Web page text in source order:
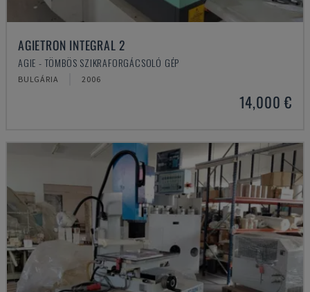
AGIETRON INTEGRAL 2
AGIE - TÖMBÖS SZIKRAFORGÁCSOLÓ GÉP
BULGÁRIA 2006
14,000 €